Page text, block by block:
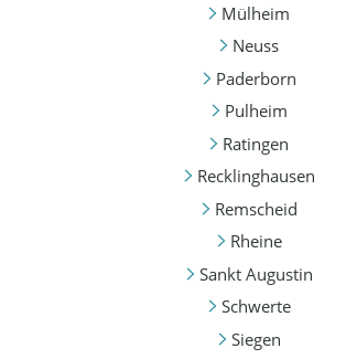
Mülheim
Neuss
Paderborn
Pulheim
Ratingen
Recklinghausen
Remscheid
Rheine
Sankt Augustin
Schwerte
Siegen